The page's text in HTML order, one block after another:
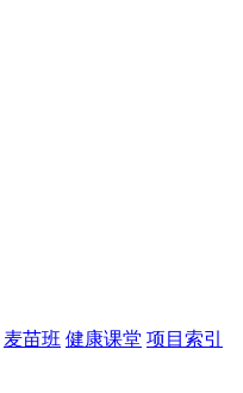
麦苗班 健康课堂 项目索引